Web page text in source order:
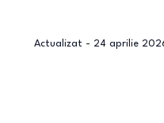
Actualizat - 24 aprilie